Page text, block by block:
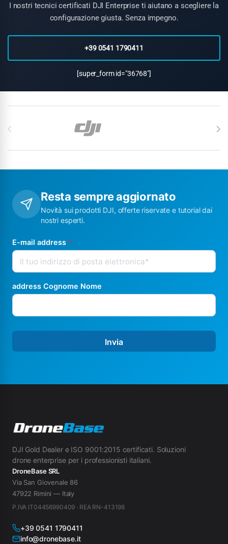
I nostri tecnici certificati DJI Enterprise ti aiutano a scegliere la
configurazione giusta. Senza impegno.
+39 0541 1790411
[super_form id="36768"]
Resta sempre aggiornato
Novità sui prodotti DJI, offerte riservate e tutorial dai
nostri esperti.
E-mail address *
address Cognome Nome
Invia
DJI Gold Dealer e ISO 9001:2015 certificati. Soluzioni
drone enterprise per i professionisti italiani.
DroneBase SRL
Via San Giovenale 86
47922 Rimini — Italy
P.IVA IT04456990409 · REA RN-413198
+39 0541 1790411
info@dronebase.it